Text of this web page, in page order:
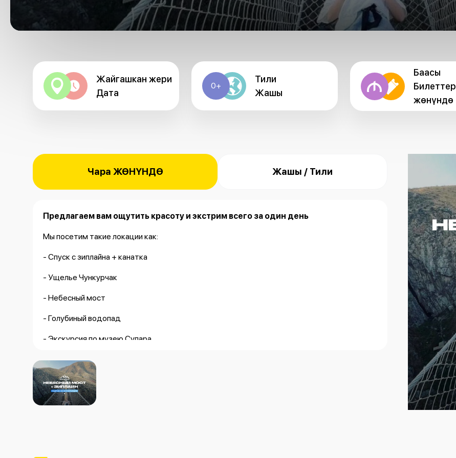
Жайгашкан жери
Дата
0+
Тили
Жашы
Баасы
Билеттер
жөнүндө
Чара ЖӨНҮНДӨ Жашы / Тили
Предлагаем вам ощутить красоту и экстрим всего за один день
Мы посетим такие локации как:
- Спуск с зиплайна + канатка
- Ущелье Чункурчак
- Небесный мост
- Голубиный водопад
- Экскурсия по музею Супара
- Прогулка по Супаре Кок-Жар
В стоимость тура входит ✅